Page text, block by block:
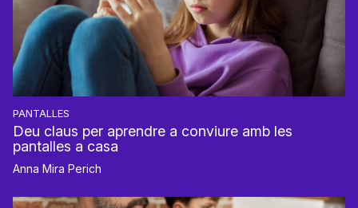
PANTALLES
Deu claus per aprendre a conviure amb les
pantalles a casa
Anna Mira Perich